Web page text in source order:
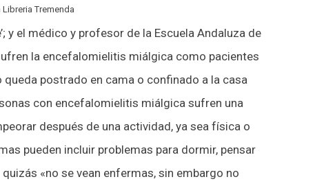
Libreria Tremenda
y el médico y profesor de la Escuela Andaluza de
la encefalomielitis miálgica como pacientes
postrado en cama o confinado a la casa
con encefalomielitis miálgica sufren una
después de una actividad, ya sea física o
pueden incluir problemas para dormir, pensar
«no se vean enfermas, sin embargo no